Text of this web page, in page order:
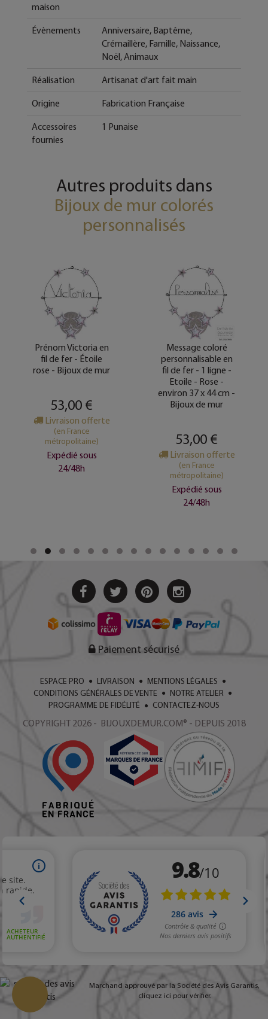
maison
Évènements
Anniversaire, Baptême,
Crémaillère, Famille, Naissance,
Noël, Animaux
Réalisation Artisanat d'art fait main
Origine Fabrication Française
Accessoires
fournies
1 Punaise
Autres produits dans
Bijoux de mur colorés
personnalisés
Prénom Victoria en
fil de fer - Étoile
rose - Bijoux de mur
53,00 €
Livraison offerte
(en France
métropolitaine)
Expédié sous
24/48h
Message coloré
personnalisable en
fil de fer - 1 ligne -
Etoile - Rose -
environ 37 x 44 cm -
Bijoux de mur
53,00 €
Livraison offerte
(en France
métropolitaine)
Expédié sous
24/48h
Paiement sécurisé
ESPACE PRO LIVRAISON
MENTIONS LÉGALES
CONDITIONS GÉNÉRALES DE VENTE
NOTRE ATELIER
PROGRAMME DE FIDÉLITÉ
CONTACTEZ-NOUS
COPYRIGHT 2026 - BIJOUXDEMUR.COM® - DEPUIS 2018
Marchand approuvé par la Société des Avis Garantis,
cliquez ici pour vérifier.